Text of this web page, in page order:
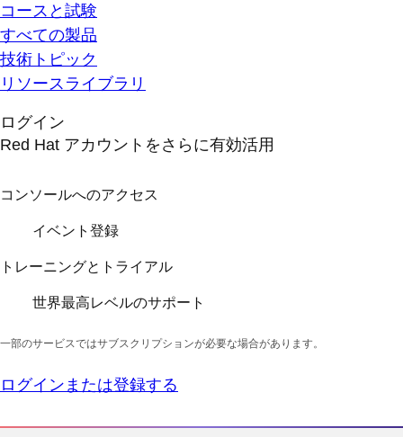
コースと試験
すべての製品
技術トピック
リソースライブラリ
ログイン
Red Hat アカウントをさらに有効活用
コンソールへのアクセス
イベント登録
トレーニングとトライアル
世界最高レベルのサポート
一部のサービスではサブスクリプションが必要な場合があります。
ログインまたは登録する